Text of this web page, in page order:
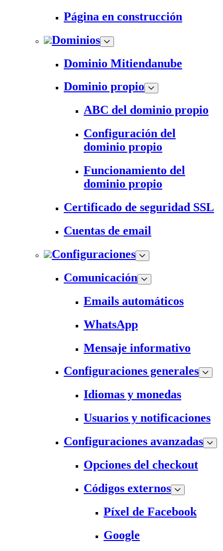
Página en construcción
Dominios
Dominio Mitiendanube
Dominio propio
ABC del dominio propio
Configuración del
dominio propio
Funcionamiento del
dominio propio
Certificado de seguridad SSL
Cuentas de email
Configuraciones
Comunicación
Emails automáticos
WhatsApp
Mensaje informativo
Configuraciones generales
Idiomas y monedas
Usuarios y notificaciones
Configuraciones avanzadas
Opciones del checkout
Códigos externos
Píxel de Facebook
Google